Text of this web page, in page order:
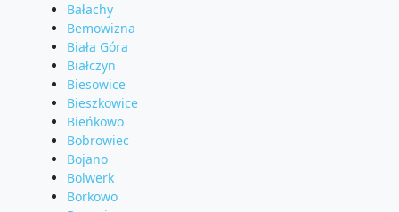
Bałachy
Bemowizna
Biała Góra
Białczyn
Biesowice
Bieszkowice
Bieńkowo
Bobrowiec
Bojano
Bolwerk
Borkowo